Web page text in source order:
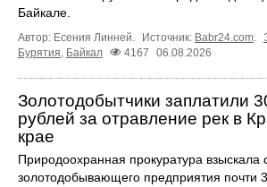
Байкале.
Автор: Есения Линней. Источник: Babr24.com.
Бурятия, Байкал 4167 06.08.2026
Золотодобытчики заплатили
рублей за отравление рек в
крае
Природоохранная прокуратура взыскала
золотодобывающего предприятия почти